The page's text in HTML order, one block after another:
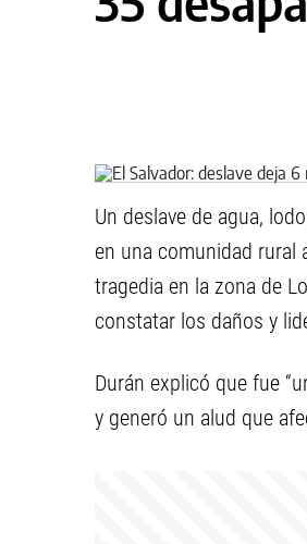
Un deslave de agua,
en una comunidad rural
tragedia en la zona de
constatar los daños y
Durán explicó que fue
y generó un alud que